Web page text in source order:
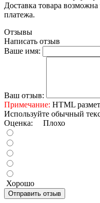
Доставка товара
платежа.
Отзывы
Написать отзыв
Ваше имя:
Ваш отзыв:
Примечание: HTML
Используйте обычный
Оценка: Плохо
Хорошо
Отправить отзыв